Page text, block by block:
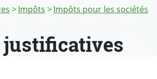
Impôts Impôts pour les sociétés
justificatives